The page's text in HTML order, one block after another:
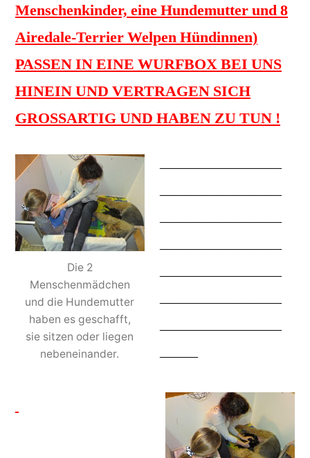
Menschenkinder, eine Hundemutter und 8
Airedale-Terrier Welpen Hündinnen)
PASSEN IN EINE WURFBOX BEI UNS
HINEIN UND VERTRAGEN SICH
GROSSARTIG UND HABEN ZU TUN !
Die 2
Menschenmädchen
und die Hundemutter
haben es geschafft,
sie sitzen oder liegen
nebeneinander.
————————
————————
————————
————————
————————
————————
————————
——–